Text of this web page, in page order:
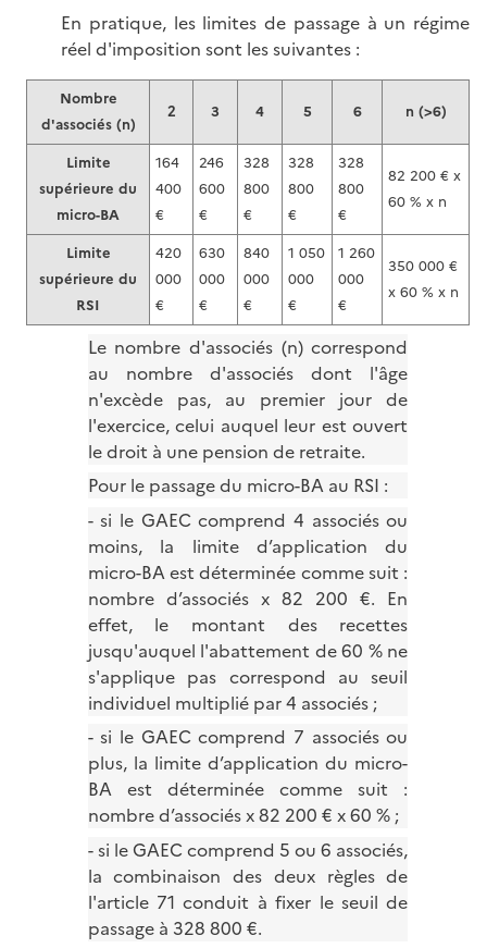
En pratique, les limites de passage à un régime
réel d'imposition sont les suivantes :
Nombre
d'associés (n)
2 3 4 5 6 n (>6)
Limite
supérieure du
micro-BA
164
400
€
246
600
€
328
800
€
328
800
€
328
800
€
82 200 € x
60 % x n
Limite
supérieure du
RSI
420
000
€
630
000
€
840
000
€
1 050
000
€
1 260
000
€
350 000 €
x 60 % x n
Le nombre d'associés (n) correspond
au nombre d'associés dont l'âge
n'excède pas, au premier jour de
l'exercice, celui auquel leur est ouvert
le droit à une pension de retraite.
Pour le passage du micro-BA au RSI :
- si le GAEC comprend 4 associés ou
moins, la limite d’application du
micro-BA est déterminée comme suit :
nombre d’associés x 82 200 €. En
effet, le montant des recettes
jusqu'auquel l'abattement de 60 % ne
s'applique pas correspond au seuil
individuel multiplié par 4 associés ;
- si le GAEC comprend 7 associés ou
plus, la limite d’application du micro-
BA est déterminée comme suit :
nombre d’associés x 82 200 € x 60 % ;
- si le GAEC comprend 5 ou 6 associés,
la combinaison des deux règles de
l'article 71 conduit à fixer le seuil de
passage à 328 800 €.